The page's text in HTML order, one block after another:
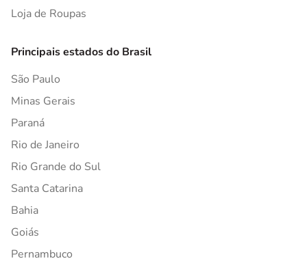
Loja de Roupas
Principais estados do Brasil
São Paulo
Minas Gerais
Paraná
Rio de Janeiro
Rio Grande do Sul
Santa Catarina
Bahia
Goiás
Pernambuco